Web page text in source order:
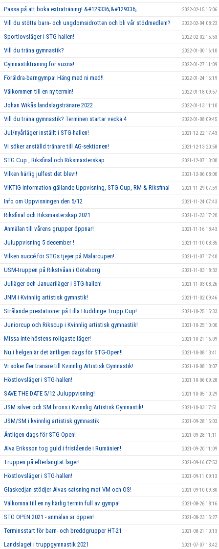
Passa på att boka extraträning! &#129336;&#129336; 2022-02-15 15:06
Vill du stötta barn- och ungdomsidrotten och bli vår stödmedlem? 2022-02-04 08:23
Sportlovsläger i STG-hallen! 2022-02-02 15:53
Vill du träna gymnastik? 2022-01-30 16:10
Gymnastikträning för vuxna! 2022-01-27 11:09
Föräldra-barngympa! Häng med ni med!! 2022-01-24 15:19
Välkommen till en ny termin! 2022-01-18 09:57
Johan Wikås landslagstränare 2022 2022-01-13 11:10
Vill du träna gymnastik? Terminen startar vecka 4 2022-01-08 09:45
Jul/nyårläger inställt i STG-hallen! 2021-12-22 17:43
Vi söker anställd tränare till AG-sektionen! 2021-12-13 20:58
STG Cup , Riksfinal och Riksmästerskap 2021-12-07 13:00
Vilken härlig julfest det blev!! 2021-12-06 08:00
VIKTIG information gällande Uppvisning, STG-Cup, RM & Riksfinal 2021-11-29 07:59
Info om Uppvisningen den 5/12 2021-11-24 07:43
Riksfinal och Riksmästerskap 2021 2021-11-23 17:20
Anmälan till vårens grupper öppnar! 2021-11-16 13:43
Juluppvisning 5 december ! 2021-11-10 08:35
Vilken succé för STGs tjejer på Mälarcupen! 2021-11-07 17:40
USM-truppen på Rikstvåan i Göteborg 2021-11-03 18:32
Julläger och Januariläger i STG-hallen! 2021-11-03 08:26
JNM i Kvinnlig artistisk gymnstik! 2021-11-02 09:46
Strålande prestationer på Lilla Huddinge Trupp Cup! 2021-10-25 15:33
Juniorcup och Rikscup i Kvinnlig artistisk gymnastik! 2021-10-25 10:00
Missa inte höstens roligaste läger! 2021-10-21 16:09
Nu i helgen är det äntligen dags för STG-Open!! 2021-10-08 13:41
Vi söker fler tränare till Kvinnlig Artistisk Gymnastik! 2021-10-08 13:07
Höstlovsläger i STG-hallen! 2021-10-06 09:28
SAVE THE DATE 5/12 Juluppvisning! 2021-10-05 10:29
JSM silver och SM brons i Kvinnlig Artistisk Gymnastik! 2021-10-03 17:51
JSM/SM i kvinnlig artistisk gymnastik 2021-09-28 15:03
Äntligen dags för STG-Open! 2021-09-28 11:11
Alva Eriksson tog guld i fristående i Rumänien! 2021-09-20 11:09
Truppen på efterlängtat läger! 2021-09-16 07:53
Höstlovsläger i STG-hallen! 2021-09-11 09:13
Glaskedjan stödjer Alvas satsning mot VM och OS! 2021-09-10 09:30
Välkomna till en ny härlig termin full av gympa! 2021-08-26 18:16
STG OPEN 2021 - anmälan är öppen! 2021-08-23 15:27
Terminsstart för barn- och breddgrupper HT-21 2021-08-21 10:13
Landslaget i truppgymnastik 2021 2021-07-07 13:42